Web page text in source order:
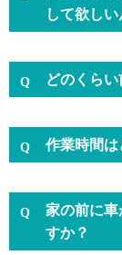
して欲し
どのくら
作業時間は
家の前に
すか？